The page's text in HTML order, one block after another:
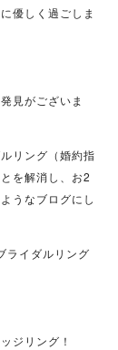
優しく過ごしま
見がございま
リング（婚約指
を解消し、お2
うなブログにし
ライダルリング
ジリング！